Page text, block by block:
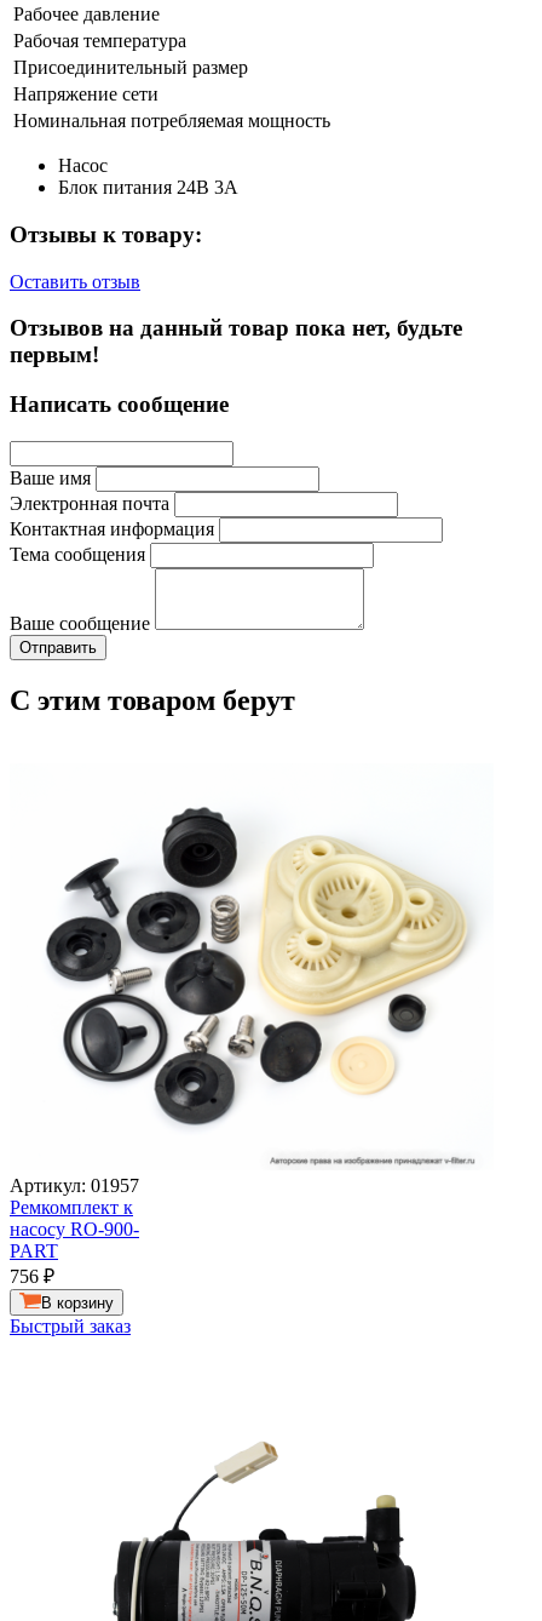
Рабочее давление
Рабочая температура
Присоединительный размер
Напряжение сети
Номинальная потребляемая мощность
Насос
Блок питания 24В 3А
Отзывы к товару:
Оставить отзыв
Отзывов на данный товар пока нет, будьте
первым!
Написать сообщение
Ваше имя
Электронная почта
Контактная информация
Тема сообщения
Ваше сообщение
С этим товаром берут
Артикул: 01957
Ремкомплект к
насосу RO-900-
PART
756 ₽
В корзину
Быстрый заказ